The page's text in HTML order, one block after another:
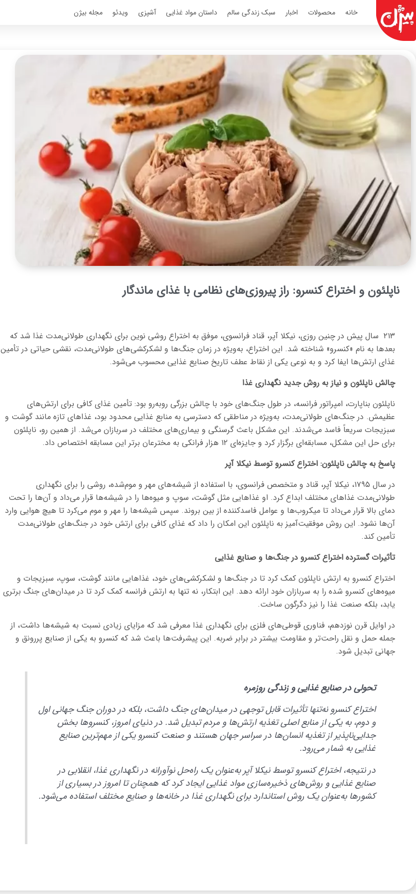
Skip
to
content
خانه محصولات اخبار سبک زندگی سالم داستان مواد غذایی آشپزی ویدئو مجله بیژن
ناپلئون و اختراع کنسرو: راز پیروزی‌های نظامی با غذای ماندگار
۲۱۳ سال پیش در چنین روزی، نیکلا آپر، قناد فرانسوی، موفق به اختراع روشی نوین برای نگهداری طولانی‌مدت غذا شد که
بعدها به نام «کنسرو» شناخته شد. این اختراع، به‌ویژه در زمان جنگ‌ها و لشکرکشی‌های طولانی‌مدت، نقشی حیاتی در تأمین
غذای ارتش‌ها ایفا کرد و به نوعی یکی از نقاط عطف تاریخ صنایع غذایی محسوب می‌شود.
چالش ناپلئون و نیاز به روش جدید نگهداری غذا
ناپلئون بناپارت، امپراتور فرانسه، در طول جنگ‌های خود با چالش بزرگی روبه‌رو بود: تأمین غذای کافی برای ارتش‌های
عظیمش. در جنگ‌های طولانی‌مدت، به‌ویژه در مناطقی که دسترسی به منابع غذایی محدود بود، غذاهای تازه مانند گوشت و
سبزیجات سریعاً فاسد می‌شدند. این مشکل باعث گرسنگی و بیماری‌های مختلف در سربازان می‌شد. از همین رو، ناپلئون
برای حل این مشکل، مسابقه‌ای برگزار کرد و جایزه‌ای ۱۲ هزار فرانکی به مخترعان برتر این مسابقه اختصاص داد.
پاسخ به چالش ناپلئون: اختراع کنسرو توسط نیکلا آپر
در سال ۱۷۹۵، نیکلا آپر، قناد و متخصص فرانسوی، با استفاده از شیشه‌های مهر و موم‌شده، روشی را برای نگهداری
طولانی‌مدت غذاهای مختلف ابداع کرد. او غذاهایی مثل گوشت، سوپ و میوه‌ها را در شیشه‌ها قرار می‌داد و آن‌ها را تحت
دمای بالا قرار می‌داد تا میکروب‌ها و عوامل فاسدکننده از بین بروند. سپس شیشه‌ها را مهر و موم می‌کرد تا هیچ هوایی وارد
آن‌ها نشود. این روش موفقیت‌آمیز به ناپلئون این امکان را داد که غذای کافی برای ارتش خود در جنگ‌های طولانی‌مدت
تأمین کند.
تأثیرات گسترده اختراع کنسرو در جنگ‌ها و صنایع غذایی
اختراع کنسرو به ارتش ناپلئون کمک کرد تا در جنگ‌ها و لشکرکشی‌های خود، غذاهایی مانند گوشت، سوپ، سبزیجات و
میوه‌های کنسرو شده را به سربازان خود ارائه دهد. این ابتکار، نه تنها به ارتش فرانسه کمک کرد تا در میدان‌های جنگ برتری
یابد، بلکه صنعت غذا را نیز دگرگون ساخت.
در اوایل قرن نوزدهم، فناوری قوطی‌های فلزی برای نگهداری غذا معرفی شد که مزایای زیادی نسبت به شیشه‌ها داشت، از
جمله حمل و نقل راحت‌تر و مقاومت بیشتر در برابر ضربه. این پیشرفت‌ها باعث شد که کنسرو به یکی از صنایع پررونق و
جهانی تبدیل شود.
تحولی در صنایع غذایی و زندگی روزمره
اختراع کنسرو نه‌تنها تأثیرات قابل توجهی در میدان‌های جنگ داشت، بلکه در دوران جنگ جهانی اول
و دوم، به یکی از منابع اصلی تغذیه ارتش‌ها و مردم تبدیل شد. در دنیای امروز، کنسروها بخش
جدایی‌ناپذیر از تغذیه انسان‌ها در سراسر جهان هستند و صنعت کنسرو یکی از مهم‌ترین صنایع
غذایی به شمار می‌رود.
در نتیجه، اختراع کنسرو توسط نیکلا آپر به‌عنوان یک راه‌حل نوآورانه در نگهداری غذا، انقلابی در
صنایع غذایی و روش‌های ذخیره‌سازی مواد غذایی ایجاد کرد که همچنان تا امروز در بسیاری از
کشورها به‌عنوان یک روش استاندارد برای نگهداری غذا در خانه‌ها و صنایع مختلف استفاده می‌شود.